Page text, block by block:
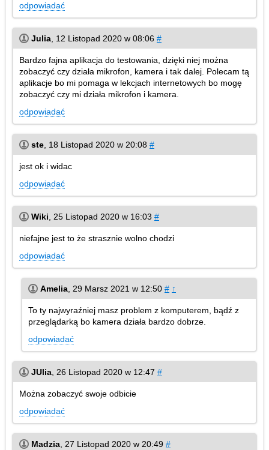
odpowiadać
Julia 12 Listopad 2020 w 08:06 #
Bardzo fajna aplikacja do testowania, dzięki niej można
zobaczyć czy działa mikrofon, kamera i tak dalej. Polecam tą
aplikacje bo mi pomaga w lekcjach internetowych bo mogę
zobaczyć czy mi działa mikrofon i kamera.
odpowiadać
ste 18 Listopad 2020 w 20:08 #
jest ok i widac
odpowiadać
Wiki 25 Listopad 2020 w 16:03 #
niefajne jest to że strasznie wolno chodzi
odpowiadać
Amelia 29 Marsz 2021 w 12:50 # ↑
To ty najwyraźniej masz problem z komputerem, bądź z
przeglądarką bo kamera działa bardzo dobrze.
odpowiadać
JUlia 26 Listopad 2020 w 12:47 #
Można zobaczyć swoje odbicie
odpowiadać
Madzia 27 Listopad 2020 w 20:49 #